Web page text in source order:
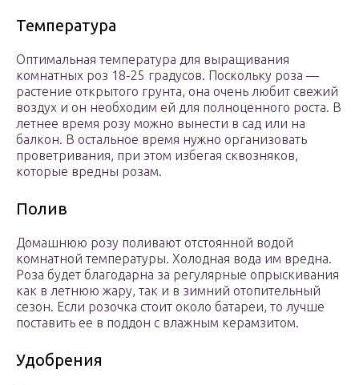
Температура
Оптимальная температура для выращивания
комнатных роз 18-25 градусов. Поскольку роза —
растение открытого грунта, она очень любит свежий
воздух и он необходим ей для полноценного роста. В
летнее время розу можно вынести в сад или на
балкон. В остальное время нужно организовать
проветривания, при этом избегая сквозняков,
которые вредны розам.
Полив
Домашнюю розу поливают отстоянной водой
комнатной температуры. Холодная вода им вредна.
Роза будет благодарна за регулярные опрыскивания
как в летнюю жару, так и в зимний отопительный
сезон. Если розочка стоит около батареи, то лучше
поставить ее в поддон с влажным керамзитом.
Удобрения